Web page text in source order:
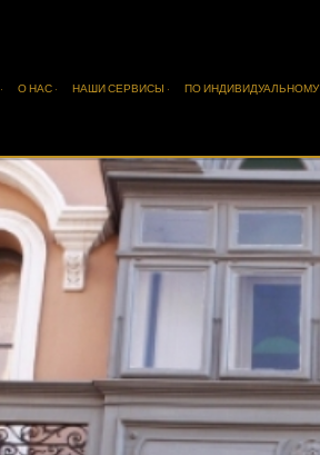
О НАС · НАШИ СЕРВИСЫ · ПО ИНДИВИДУАЛЬНОМУ